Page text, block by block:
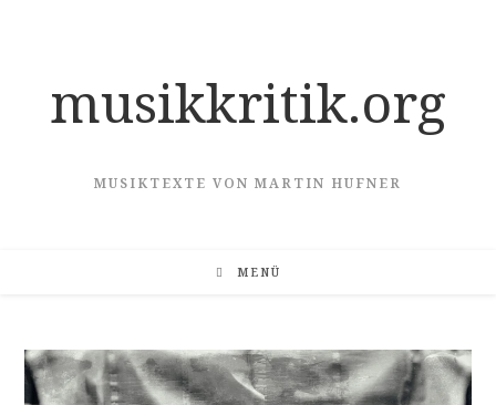
musikkritik.org
MUSIKTEXTE VON MARTIN HUFNER
MENÜ